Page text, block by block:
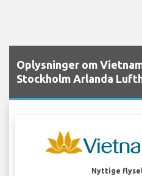
Oplysninger om
Stockholm Arlanda
Nyttige